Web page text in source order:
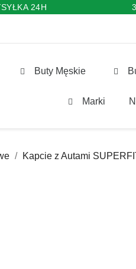
24H
Buty Męskie
Marki
Kapcie z Autami